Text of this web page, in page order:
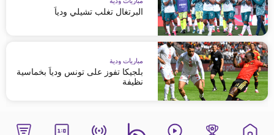
البرتغال تغلب تشيلي ودياً
مباريات ودية
بلجيكا تفوز على تونس ودياً بخماسية
نظيفة